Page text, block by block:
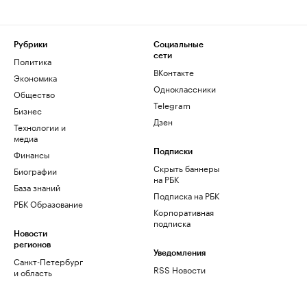
Рубрики
Политика
Экономика
Общество
Бизнес
Технологии и
медиа
Финансы
Биографии
База знаний
РБК Образование
Новости
регионов
Санкт-Петербург
и область
Социальные
сети
ВКонтакте
Одноклассники
Telegram
Дзен
Подписки
Скрыть баннеры
на РБК
Подписка на РБК
Корпоративная
подписка
Уведомления
RSS Новости